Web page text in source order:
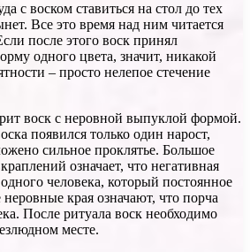
с воском ставиться на стол до тех
Все это время над ним читается
после этого воск принял
одного цвета, значит, никакой
– просто нелепое стечение
воск с неровной выпуклой формой.
появился только один нарост,
сильное проклятье. Большое
означает, что негативная
человека, который постоянное
края означают, что порча
После ритуала воск необходимо
месте.